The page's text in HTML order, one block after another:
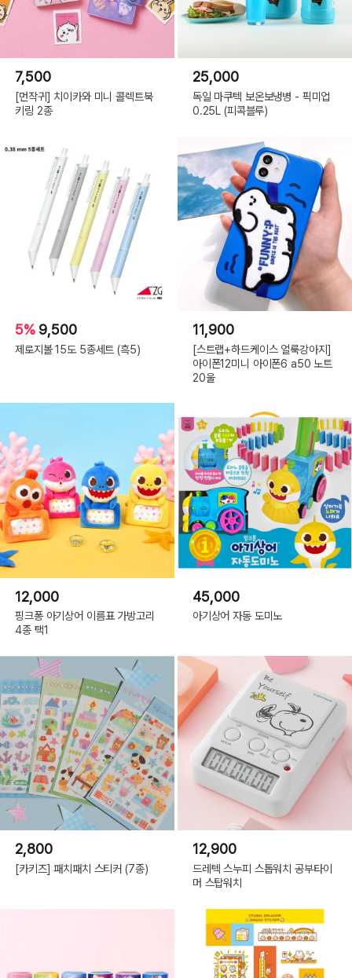
7,500
[먼작귀] 치이카와 미니 콜렉트북
키링 2종
25,000
독일 마쿠텍 보온보냉병 - 픽미업
0.25L (피콕블루)
5% 9,500
제로지볼 15도 5종세트 (흑5)
11,900
[스트랩+하드케이스 얼룩강아지]
아이폰12미니 아이폰6 a50 노트
20울
12,000
핑크퐁 아기상어 이름표 가방고리
4종 택1
45,000
아기상어 자동 도미노
2,800
[카키즈] 패치패치 스티커 (7종)
12,900
드레텍 스누피 스톱워치 공부타이
머 스탑워치